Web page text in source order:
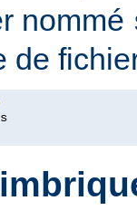
nommé
de